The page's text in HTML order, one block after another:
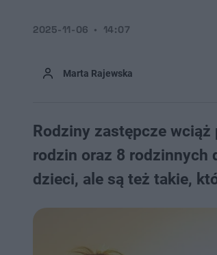
Marta Rajewska
2025-11-06 14:07
Rodziny zastępcze
rodzin oraz 8 rodzinnych
dzieci, ale są też takie,